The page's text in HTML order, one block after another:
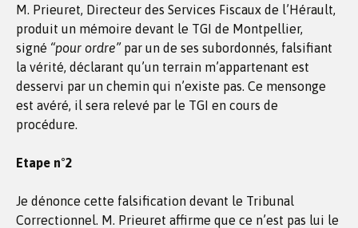
M. Prieuret, Directeur des Services Fiscaux de l’Hérault,
produit un mémoire devant le TGI de Montpellier,
signé “pour ordre”par un de ses subordonnés, falsifiant
la vérité, déclarant qu’un terrain m’appartenant est
desservi par un chemin qui n’existe pas. Ce mensonge
est avéré, il sera relevé par le TGI en cours de
procédure.
Etape n°2
Je dénonce cette falsification devant le Tribunal
Correctionnel. M. Prieuret affirme que ce n’est pas lui le